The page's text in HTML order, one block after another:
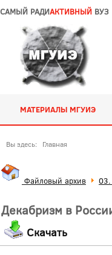
САМЫЙ РАДИАКТИВНЫЙ ВУЗ
МАТЕРИАЛЫ МГУИЭ
Вы здесь: Главная
Файловый архив 03.
Декабризм в
Скачать